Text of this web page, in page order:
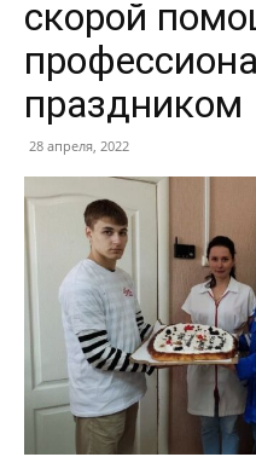
скорой
праздником
28 апреля, 2022